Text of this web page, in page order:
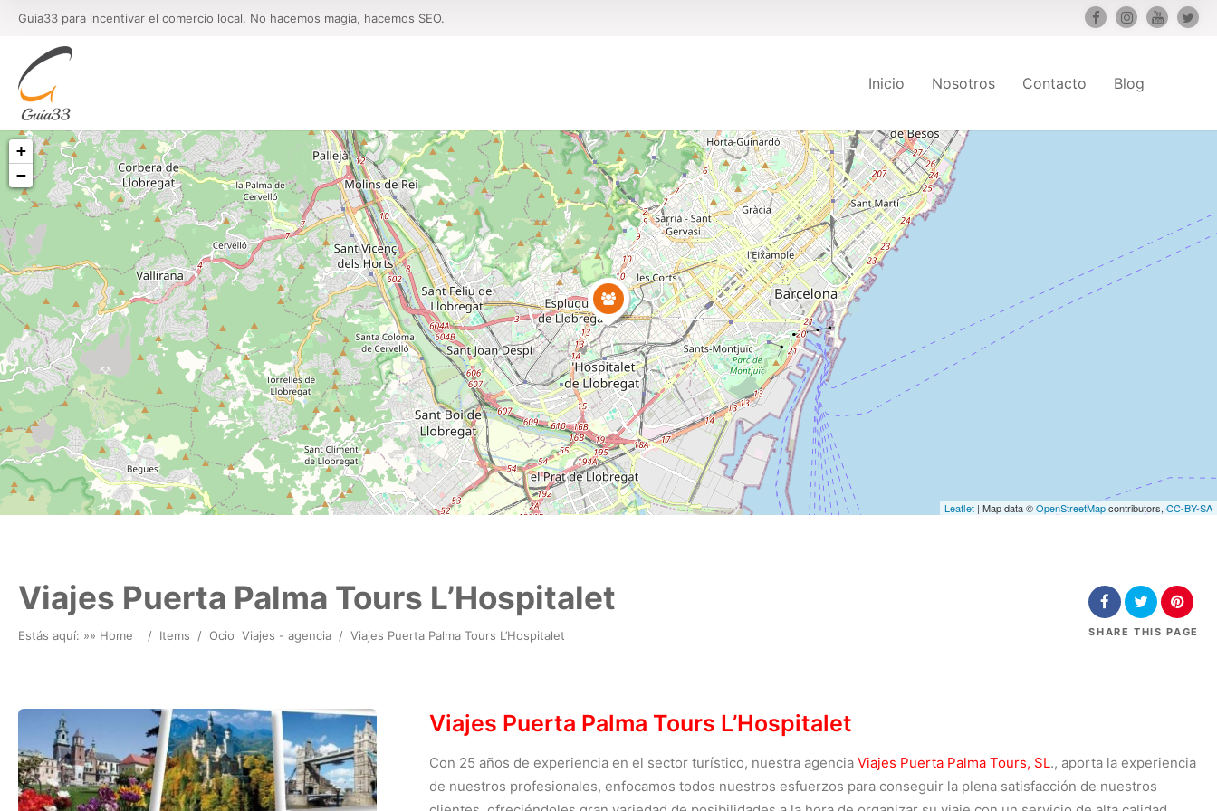
Guia33 para incentivar el comercio local. No hacemos magia, hacemos SEO.
Inicio Nosotros Contacto Blog
+
−
Leaflet | Map data ©OpenStreetMapcontributors,CC-BY-SA
Viajes Puerta Palma Tours L’Hospitalet
Estás aquí: »» Home / Items / Ocio Viajes - agencia / Viajes Puerta Palma Tours L’Hospitalet SHARE THIS PAGE
Viajes Puerta Palma Tours L’Hospitalet
Con 25 años de experiencia en el sector turístico, nuestra agencia Viajes Puerta Palma Tours, SL., aporta la experiencia
de nuestros profesionales, enfocamos todos nuestros esfuerzos para conseguir la plena satisfacción de nuestros